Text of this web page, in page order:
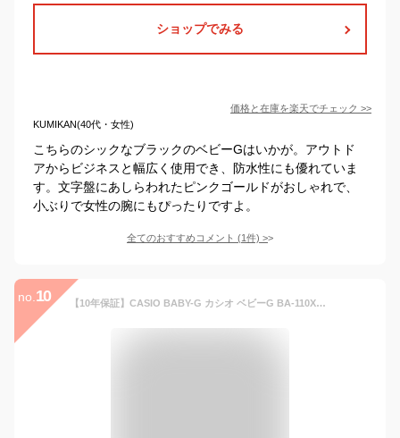
ショップでみる
価格と在庫を楽天でチェック >>
KUMIKAN(40代・女性)
こちらのシックなブラックのベビーGはいかが。アウトド
アからビジネスと幅広く使用でき、防水性にも優れていま
す。文字盤にあしらわれたピンクゴールドがおしゃれで、
小ぶりで女性の腕にもぴったりですよ。
全てのおすすめコメント (1件) >
no. 10 【10年保証】CASIO BABY-G カシオ ベビーG BA-110XBC-1A 腕時計 時計 ブランド レディース キッズ 子供 女の子 アナデジ 日付 カレンダー 防水 ブラック 黒 オールブラック ギフト プレゼント